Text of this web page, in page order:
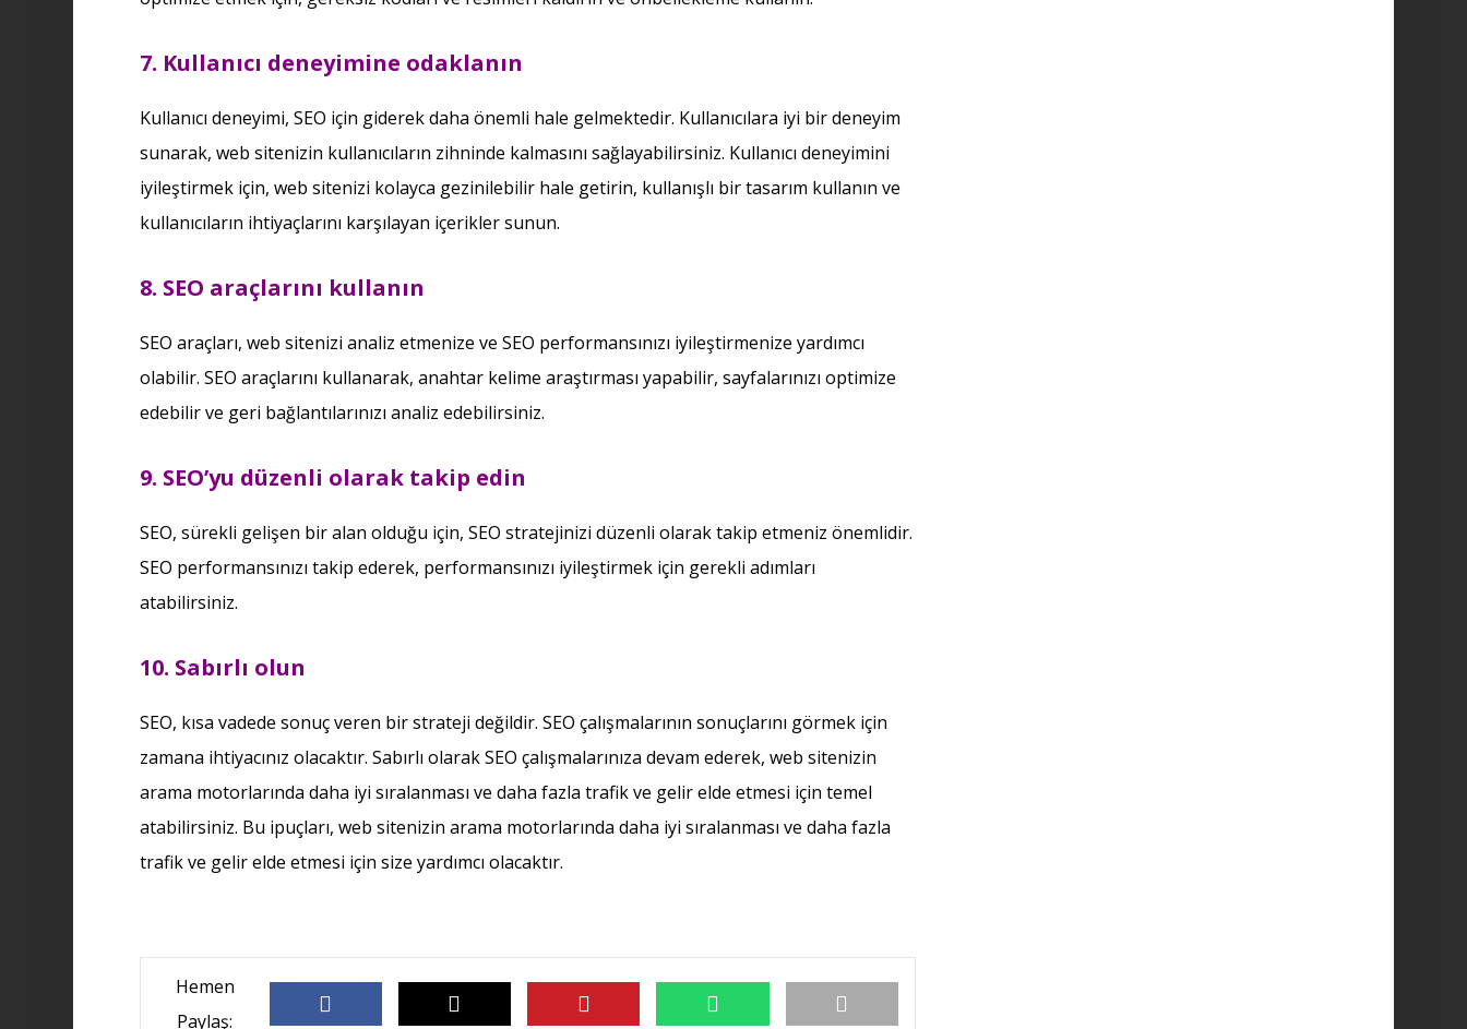
7. Kullanıcı deneyimine odaklanın
Kullanıcı deneyimi, SEO için giderek daha önemli hale gelmektedir. Kullanıcılara iyi bir deneyim
sunarak, web sitenizin kullanıcıların zihninde kalmasını sağlayabilirsiniz. Kullanıcı deneyimini
iyileştirmek için, web sitenizi kolayca gezinilebilir hale getirin, kullanışlı bir tasarım kullanın ve
kullanıcıların ihtiyaçlarını karşılayan içerikler sunun.
8. SEO araçlarını kullanın
SEO araçları, web sitenizi analiz etmenize ve SEO performansınızı iyileştirmenize yardımcı
olabilir. SEO araçlarını kullanarak, anahtar kelime araştırması yapabilir, sayfalarınızı optimize
edebilir ve geri bağlantılarınızı analiz edebilirsiniz.
9. SEO’yu düzenli olarak takip edin
SEO, sürekli gelişen bir alan olduğu için, SEO stratejinizi düzenli olarak takip etmeniz önemlidir.
SEO performansınızı takip ederek, performansınızı iyileştirmek için gerekli adımları
atabilirsiniz.
10. Sabırlı olun
SEO, kısa vadede sonuç veren bir strateji değildir. SEO çalışmalarının sonuçlarını görmek için
zamana ihtiyacınız olacaktır. Sabırlı olarak SEO çalışmalarınıza devam ederek, web sitenizin
arama motorlarında daha iyi sıralanması ve daha fazla trafik ve gelir elde etmesi için temel
atabilirsiniz. Bu ipuçları, web sitenizin arama motorlarında daha iyi sıralanması ve daha fazla
trafik ve gelir elde etmesi için size yardımcı olacaktır.